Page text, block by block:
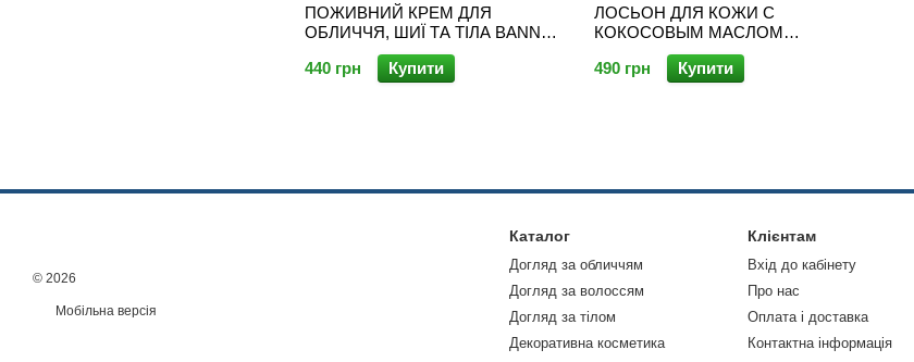
ПОЖИВНИЙ КРЕМ ДЛЯ
ОБЛИЧЧЯ, ШИЇ ТА ТІЛА BANNA
З ЕКСТРАКТОМ ТА АРОМАТОМ
АНАНАСА, 250 МЛ
440 грн Купити
ЛОСЬОН ДЛЯ КОЖИ С
КОКОСОВЫМ МАСЛОМ
TROPICANA SUMMER SENSE
СOCONUT SKIN LOTION
490 грн Купити
© 2026
Мобільна версія
Каталог
Догляд за обличчям
Догляд за волоссям
Догляд за тілом
Декоративна косметика
Клієнтам
Вхід до кабінету
Про нас
Оплата і доставка
Контактна інформація